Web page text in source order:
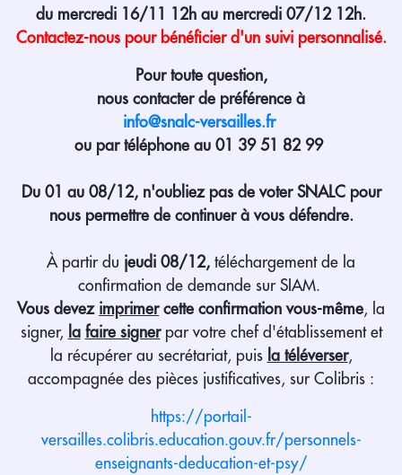
du mercredi 16/11 12h au mercredi 07/12 12h.
Contactez-nous pour bénéficier d'un suivi personnalisé.
Pour toute question,
nous contacter de préférence à
info@snalc-versailles.fr
ou par téléphone au 01 39 51 82 99
Du 01 au 08/12, n'oubliez pas de voter SNALC pour
nous permettre de continuer à vous défendre.
À partir du jeudi 08/12, téléchargement de la
confirmation de demande sur SIAM.
Vous devez imprimer cette confirmation vous-même, la
signer, la faire signerpar votre chef d'établissement et
la récupérer au secrétariat, puis la téléverser,
accompagnée des pièces justificatives, sur Colibris :
https://portail-
versailles.colibris.education.gouv.fr/personnels-
enseignants-deducation-et-psy/